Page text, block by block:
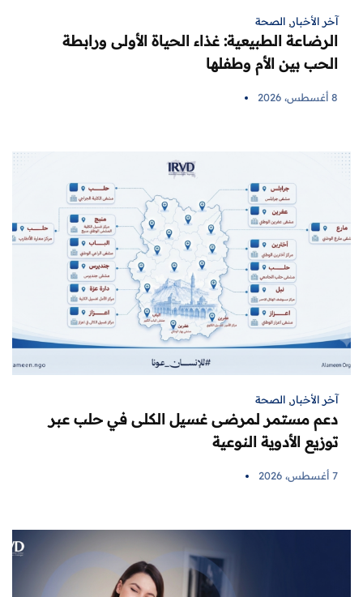
آخر الأخبار, الصحة
الرضاعة الطبيعية: غذاء الحياة الأولى ورابطة
الحب بين الأم وطفلها
8 أغسطس، 2026
آخر الأخبار, الصحة
دعم مستمر لمرضى غسيل الكلى في حلب عبر
توزيع الأدوية النوعية
7 أغسطس، 2026